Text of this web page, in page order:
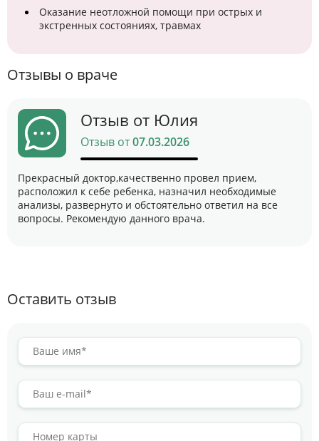
Оказание неотложной помощи при острых и
экстренных состояниях, травмах
Отзывы о враче
Отзыв от Юлия
Отзыв от07.03.2026
Прекрасный доктор,качественно провел прием,
расположил к себе ребенка, назначил необходимые
анализы, развернуто и обстоятельно ответил на все
вопросы. Рекомендую данного врача.
Оставить отзыв